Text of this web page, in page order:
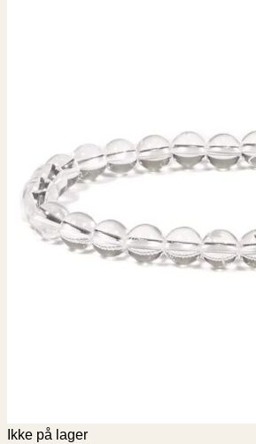
Ikke på lager